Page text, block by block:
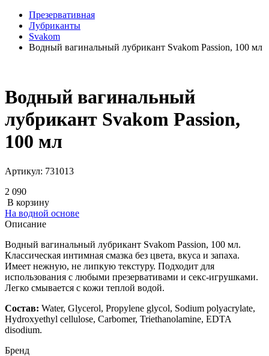
Презервативная
Лубриканты
Svakom
Водный вагинальный лубрикант Svakom Passion, 100 мл
Водный вагинальный
лубрикант Svakom Passion,
100 мл
Артикул: 731013
2 090
В корзину
На водной основе
Описание
Водный вагинальный лубрикант Svakom Passion, 100 мл.
Классическая интимная смазка без цвета, вкуса и запаха.
Имеет нежную, не липкую текстуру. Подходит для
использования с любыми презервативами и секс-игрушками.
Легко смывается с кожи теплой водой.
Состав: Water, Glycerol, Propylene glycol, Sodium polyacrylate,
Hydroxyethyl cellulose, Carbomer, Triethanolamine, EDTA
disodium.
Бренд